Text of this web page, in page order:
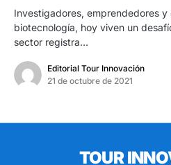
Investigadores, emprendedores
biotecnología, hoy viven un
sector registra…
Editorial Tour Innovación
21 de octubre de 2021
TOUR